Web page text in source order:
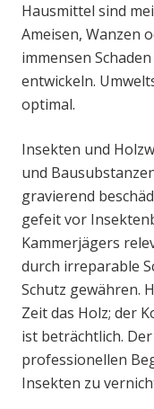
Hausmittel sind
Ameisen, Wanzen
immensen
entwickeln.
optimal.
Insekten und
und
gravierend
gefeit vor
Kammerjägers
durch irreparable
Schutz gewähren.
Zeit das Holz; der
ist beträchtlich.
professionellen
Insekten zu